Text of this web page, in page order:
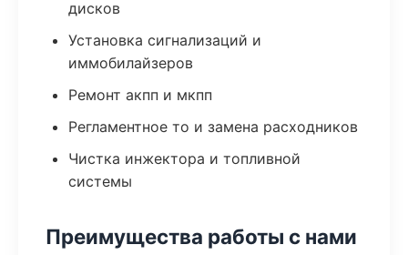
дисков
Установка сигнализаций и
иммобилайзеров
Ремонт акпп и мкпп
Регламентное то и замена расходников
Чистка инжектора и топливной
системы
Преимущества работы с нами